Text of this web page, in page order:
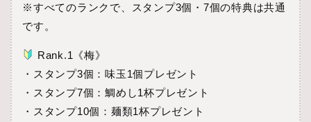
※すべてのランクで、スタンプ3個・7個の特典は共通
です。
Rank.1《梅》
・スタンプ3個：味玉1個プレゼント
・スタンプ7個：鯛めし1杯プレゼント
・スタンプ10個：麺類1杯プレゼント